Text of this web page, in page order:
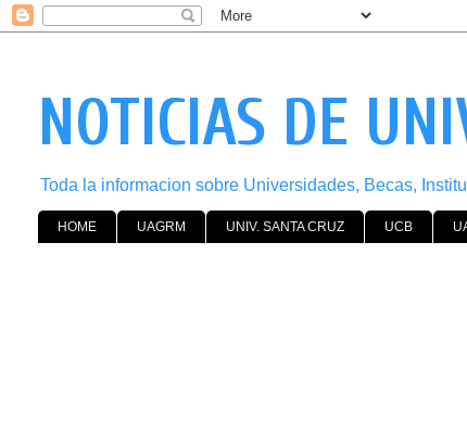
NOTICIAS DE
Toda la informacion sobre Universidades, Becas,
HOME UAGRM UNIV. SANTA CRUZ UCB